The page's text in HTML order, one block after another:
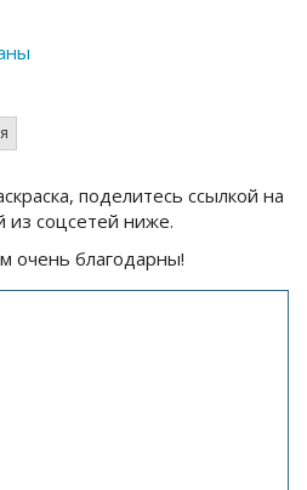
поделитесь ссылкой на
из соцсетей ниже.
очень благодарны!